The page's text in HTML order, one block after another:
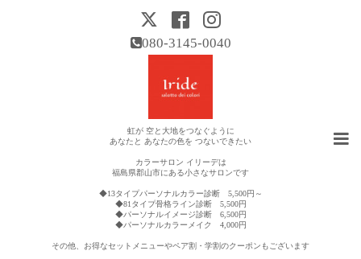
080-3145-0040
虹が 空と大地をつなぐように
あなたと あなたの色を つないできたい
カラーサロン イリーデは
福島県郡山市にある小さなサロンです
◆13タイプパーソナルカラー診断 5,500円～
◆81タイプ骨格ライン診断 5,500円
◆パーソナルイメージ診断 6,500円
◆パーソナルカラーメイク 4,000円
その他、お得なセットメニューやペア割・学割のクーポンもございます